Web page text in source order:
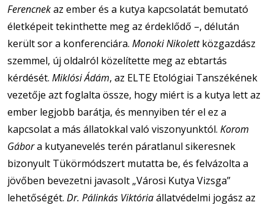
Ferencnekaz ember és a kutya kapcsolatát bemutató
életképeit tekinthette meg az érdeklődő –, délután
került sor a konferenciára.Monoki Nikolettközgazdász
szemmel, új oldalról közelítette meg az ebtartás
kérdését.Miklósi Ádám, az ELTE Etológiai Tanszékének
vezetője azt foglalta össze, hogy miért is a kutya lett az
ember legjobb barátja, és mennyiben tér el ez a
kapcsolat a más állatokkal való viszonyunktól.Korom
Gábora kutyanevelés terén páratlanul sikeresnek
bizonyult Tükörmódszert mutatta be, és felvázolta a
jövőben bevezetni javasolt „Városi Kutya Vizsga”
lehetőségét.Dr. Pálinkás Viktóriaállatvédelmi jogász az